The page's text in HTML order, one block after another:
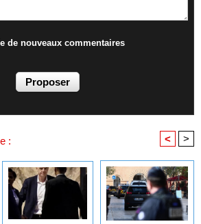
de nouveaux commentaires
: < >